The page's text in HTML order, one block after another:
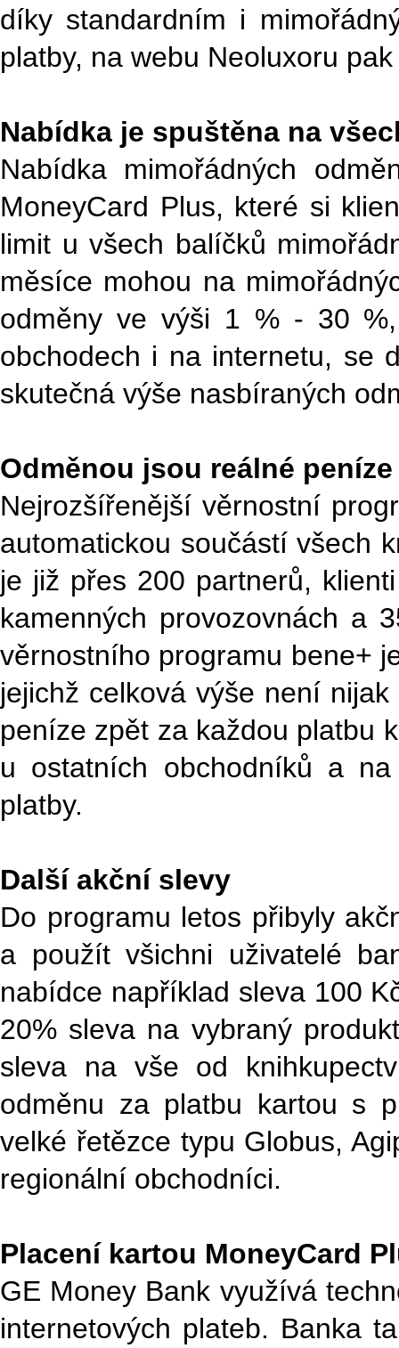
díky standardním i
platby, na webu Neoluxoru
Nabídka je spuštěna na
Nabídka mimořádných
MoneyCard Plus, které si
limit u všech balíčků
měsíce mohou na
odměny ve výši 1 % - 30
obchodech i na internetu, se
skutečná výše nasbíraných
Odměnou jsou reálné
Nejrozšířenější věrnostní
automatickou součástí všech
je již přes 200 partnerů,
kamenných provozovnách a
věrnostního programu bene+
jejichž celková výše není
peníze zpět za každou platbu
u ostatních obchodníků a
platby.
Další akční slevy
Do programu letos přibyly
a použít všichni uživatelé
nabídce například sleva 100
20% sleva na vybraný
sleva na vše od
odměnu za platbu kartou s
velké řetězce typu Globus,
regionální obchodníci.
Placení kartou MoneyCard
GE Money Bank využívá
internetových plateb. Banka